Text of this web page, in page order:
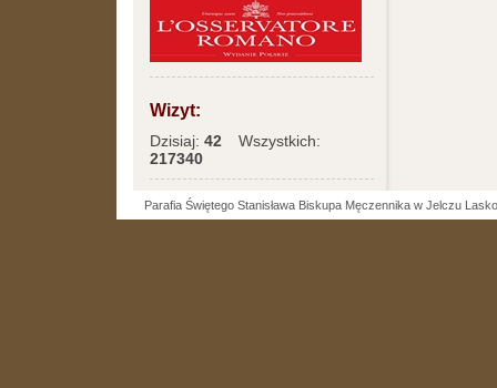
Wizyt:
Dzisiaj: 42
Wszystkich:
217340
Parafia Świętego Stanisława Biskupa Męczennika w Jelczu